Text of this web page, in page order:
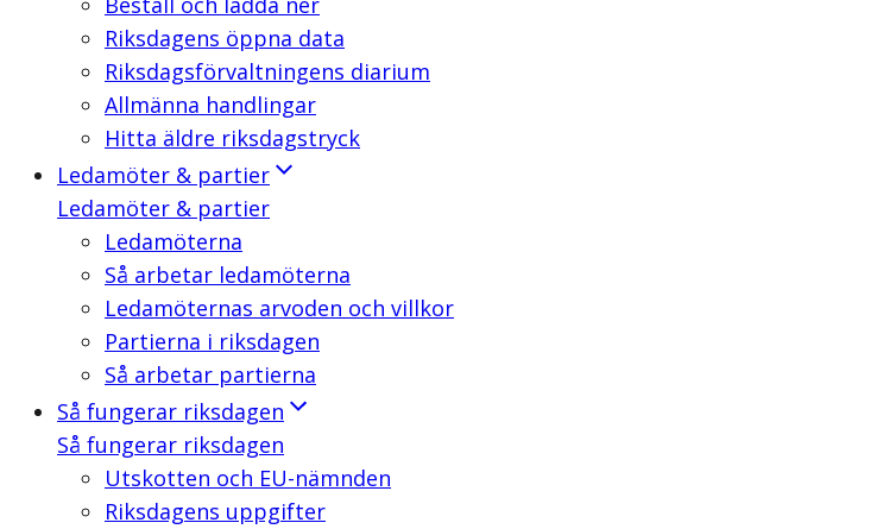
Riksdagens öppna data
Riksdagsförvaltningens diarium
Allmänna handlingar
Hitta äldre riksdagstryck
Ledamöter & partier
Ledamöter & partier
Ledamöterna
Så arbetar ledamöterna
Ledamöternas arvoden och villkor
Partierna i riksdagen
Så arbetar partierna
Så fungerar riksdagen
Så fungerar riksdagen
Utskotten och EU-nämnden
Riksdagens uppgifter